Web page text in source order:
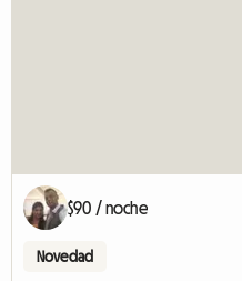
$90 / noche
Novedad